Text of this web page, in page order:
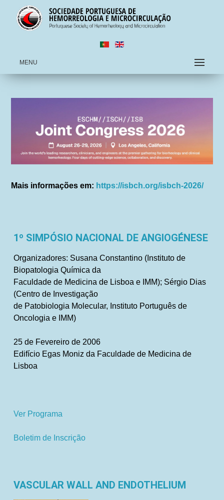
MENU
Mais informações em: https://isbch.org/isbch-2026/
1º SIMPÓSIO NACIONAL DE ANGIOGÉNESE
Organizadores: Susana Constantino (Instituto de
Biopatologia Química da
Faculdade de Medicina de Lisboa e IMM); Sérgio Dias
(Centro de Investigação
de Patobiologia Molecular, Instituto Português de
Oncologia e IMM)
25 de Fevereiro de 2006
Edifício Egas Moniz da Faculdade de Medicina de
Lisboa
Ver Programa
Boletim de Inscrição
VASCULAR WALL AND ENDOTHELIUM